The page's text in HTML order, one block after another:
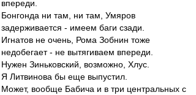
впереди.
Бонгонда ни там, ни там, Умяров
задерживается - имеем баги сзади.
Игнатов не очень, Рома Зобнин тоже
недобегает - не вытягиваем впереди.
Нужен Зиньковский, возможно, Хлус.
Я Литвинова бы еще выпустил.
Может, вообще Бабича и в три центральных с